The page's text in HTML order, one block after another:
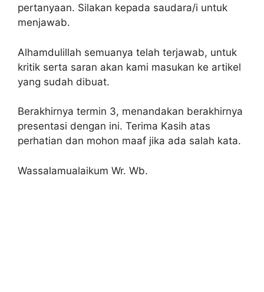
pertanyaan. Silakan kepada saudara/i untuk
menjawab.
Alhamdulillah semuanya telah terjawab, untuk
kritik serta saran akan kami masukan ke artikel
yang sudah dibuat.
Berakhirnya termin 3, menandakan berakhirnya
presentasi dengan ini. Terima Kasih atas
perhatian dan mohon maaf jika ada salah kata.
Wassalamualaikum Wr. Wb.